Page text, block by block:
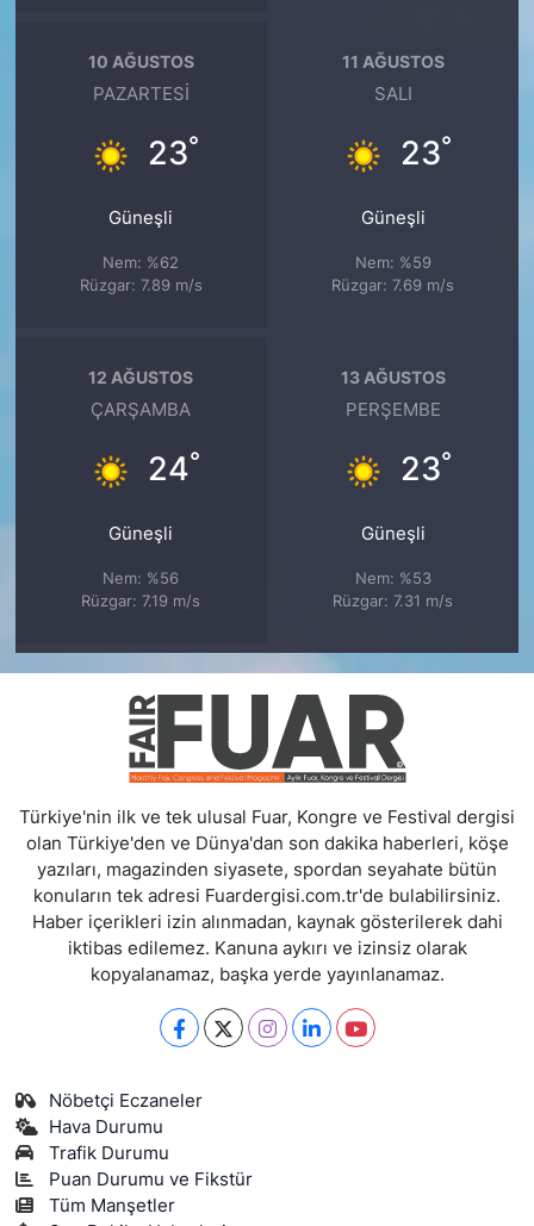
10 AĞUSTOS
PAZARTESI
23°
Güneşli
Nem: %62
Rüzgar: 7.89 m/s
11 AĞUSTOS
SALI
23°
Güneşli
Nem: %59
Rüzgar: 7.69 m/s
12 AĞUSTOS
ÇARŞAMBA
24°
Güneşli
Nem: %56
Rüzgar: 7.19 m/s
13 AĞUSTOS
PERŞEMBE
23°
Güneşli
Nem: %53
Rüzgar: 7.31 m/s
Türkiye'nin ilk ve tek ulusal Fuar, Kongre ve Festival dergisi
olan Türkiye'den ve Dünya'dan son dakika haberleri, köşe
yazıları, magazinden siyasete, spordan seyahate bütün
konuların tek adresi Fuardergisi.com.tr'de bulabilirsiniz.
Haber içerikleri izin alınmadan, kaynak gösterilerek dahi
iktibas edilemez. Kanuna aykırı ve izinsiz olarak
kopyalanamaz, başka yerde yayınlanamaz.
Nöbetçi Eczaneler
Hava Durumu
Trafik Durumu
Puan Durumu ve Fikstür
Tüm Manşetler